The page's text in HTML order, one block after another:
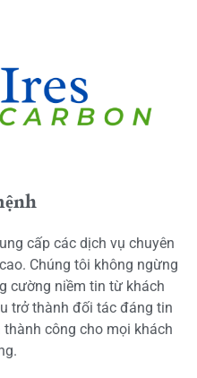
cấp các dịch vụ chuyên
Chúng tôi không ngừng
cường niềm tin từ khách
trở thành đối tác đáng tin
công cho mọi khách